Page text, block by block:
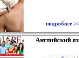
подробнее
Английский